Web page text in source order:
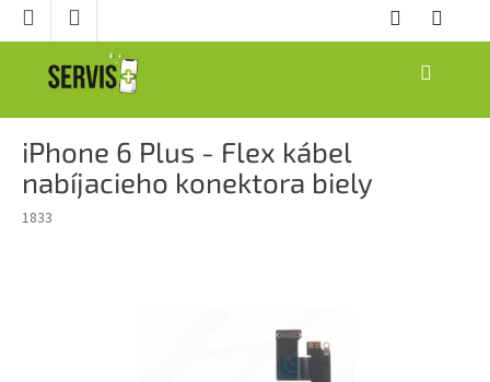
Prejsť
NÁKUPNÝ
iPhone 6 Plus - Flex kábel
nabíjacieho konektora biely
1833